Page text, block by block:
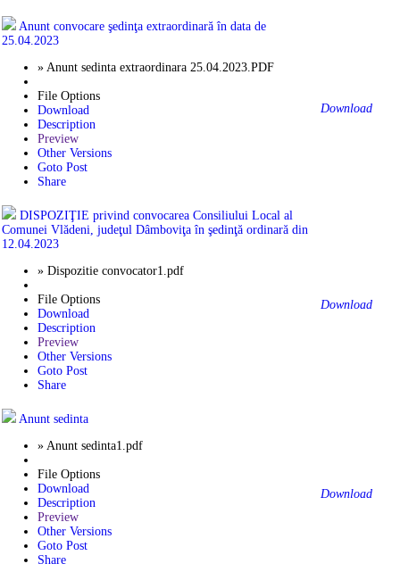
Anunt convocare şedinţa extraordinară în data de
25.04.2023
» Anunt sedinta extraordinara 25.04.2023.PDF
File Options
Download
Description
Preview
Other Versions
Goto Post
Share
Download
DISPOZIŢIE privind convocarea Consiliului Local al
Comunei Vlădeni, judeţul Dâmboviţa în şedinţă ordinară din
12.04.2023
» Dispozitie convocator1.pdf
File Options
Download
Description
Preview
Other Versions
Goto Post
Share
Download
Anunt sedinta
» Anunt sedinta1.pdf
File Options
Download
Description
Preview
Other Versions
Goto Post
Share
Download